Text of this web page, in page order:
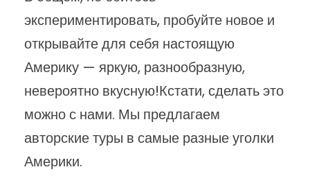
экспериментировать, пробуйте новое и
открывайте для себя настоящую
Америку — яркую, разнообразную,
невероятно вкусную!Кстати, сделать это
можно с нами. Мы предлагаем
авторские туры в самые разные уголки
Америки.